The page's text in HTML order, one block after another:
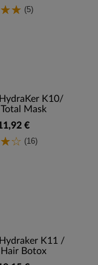
(5)
K10/
Mask
€
(16)
K11 /
Botox